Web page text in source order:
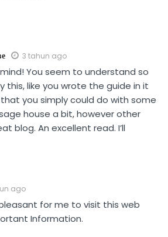
3 tahun ago
You seem to understand so
this, like you wrote the guide in it
you simply could do with some
house a bit, however other
blog. An excellent read. I’ll
ago
for me to visit this web
Information.